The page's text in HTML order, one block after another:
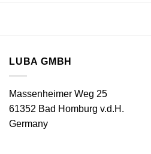
LUBA GMBH
Massenheimer Weg 25
61352 Bad Homburg v.d.H.
Germany